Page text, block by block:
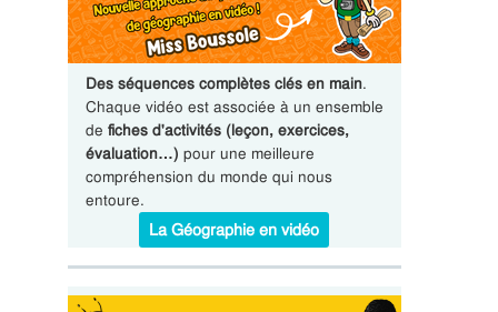
Des séquences complètes clés en main.
Chaque vidéo est associée à un ensemble
de fiches d'activités (leçon, exercices,
évaluation…) pour une meilleure
compréhension du monde qui nous
entoure.
La Géographie en vidéo